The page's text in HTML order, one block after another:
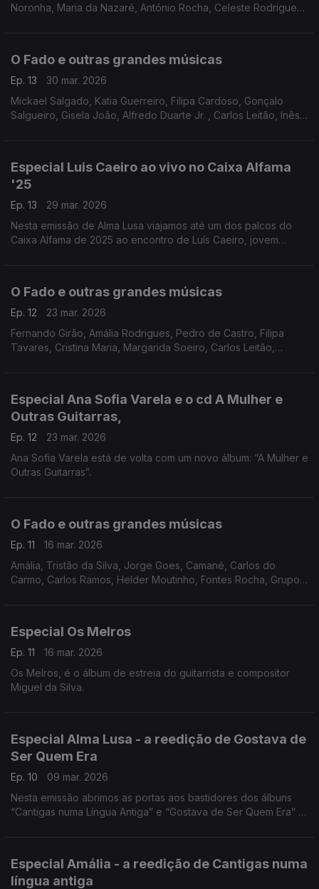
Noronha, Maria da Nazaré, António Rocha, Celeste Rodrigues,
O Fado e outras grandes músicas
Ep. 13
30 mar. 2026
Mickael Salgado, Katia Guerreiro, Filipa Cardoso, Gonçalo
Salgueiro, Gisela João, Alfredo Duarte Jr. , Carlos Leitão, Inês
Especial Luis Caeiro ao vivo no Caixa Alfama
'25
Ep. 13
29 mar. 2026
Nesta emissão de Alma Lusa viajamos até um dos palcos do
Caixa Alfama de 2025 ao encontro de Luís Caeiro, jovem
O Fado e outras grandes músicas
Ep. 12
23 mar. 2026
Fernando Girão, Amália Rodrigues, Pedro de Castro, Filipa
Tavares, Cristina Maria, Margarida Soeiro, Carlos Leitão,
Especial Ana Sofia Varela e o cd A Mulher e
Outras Guitarras,
Ep. 12
23 mar. 2026
Ana Sofia Varela está de volta com um novo álbum: “A Mulher e
Outras Guitarras”.
O Fado e outras grandes músicas
Ep. 11
16 mar. 2026
Amália, Tristão da Silva, Jorge Goes, Camané, Carlos do
Carmo, Carlos Ramos, Helder Moutinho, Fontes Rocha, Grupo
Especial Os Melros
Ep. 11
16 mar. 2026
Os Melros, é o álbum de estreia do guitarrista e compositor
Miguel da Silva.
Especial Alma Lusa - a reedição de Gostava de
Ser Quem Era
Ep. 10
09 mar. 2026
Nesta emissão abrimos as portas aos bastidores dos álbuns
“Cantigas numa Língua Antiga” e “Gostava de Ser Quem Era” –
Especial Amália - a reedição de Cantigas numa
língua antiga